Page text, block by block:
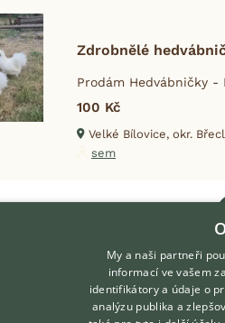
Zdrobnĕlé
Prodám Hedvábničky -
100 Kč
Velké Bílovice, okr.
sem
My a naši partneři
informací ve vašem
identifikátory a údaje o
analýzu publika a